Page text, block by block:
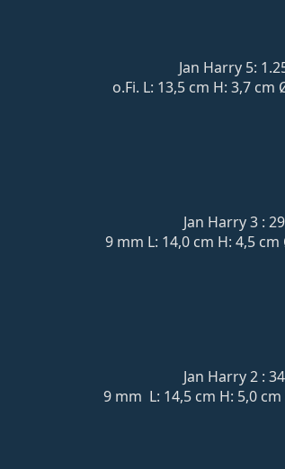
Jan Harry 5:
o.Fi. L: 13,5 cm H: 3,7 cm
Jan Harry 3 :
9 mm L: 14,0 cm H: 4,5
Jan Harry 2 :
9 mm L: 14,5 cm H: 5,0